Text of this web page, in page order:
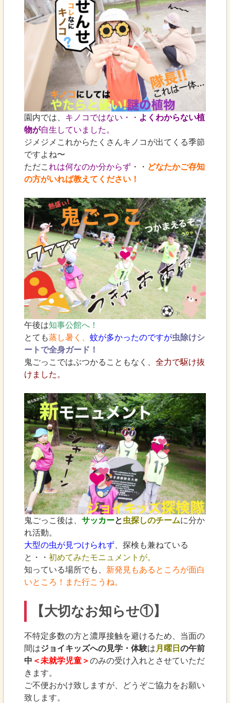
園内では、 キノコではない・・ よくわからない植
物が自生していました。
ジメジメこれからたくさんキノコが出てくる季節
ですよね〜
ただこ れは何なのか分からず ・・ どなたかご存知
の方がいれば教えてください！
午後は知事公館へ！
とても蒸し暑く、 蚊が多かったのですが虫除けシ
ートで全身ガード！
鬼ごっこではぶつかることもなく、 全力で駆け抜
けました。
鬼ごっこ後は、 サッカーと虫探しのチームに分か
れ活動。
大型の虫が見つけられず 、探検も兼ねている
と・・ 初めてみたモニュメントが。
知っている場所でも、 新発見もあるところが面白
いところ！また行こうね。
【大切なお知らせ①】
不特定多数の方と濃厚接触を避けるため、当面の
間はジョイキッズへの見学・体験は 月曜日 の午前
中 ＜未就学児童＞のみの受け入れとさせていただ
きます。
ご不便おかけ致しますが、どうぞご協力をお願い
致します。